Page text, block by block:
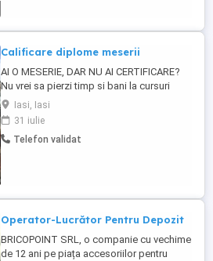
Calificare diplome meserii
AI O MESERIE, DAR NU AI CERTIFICARE?
Nu vrei sa pierzi timp si bani la cursuri
costisitoare? Avem solutia pentru tine!
Daca practici deja una dintre meseriile din
oferta noastra, este suficient sa sustii o
evaluare pentru a obtine certificatul de
Iasi, Iasi
31 iulie
Telefon validat
Operator-Lucrător Pentru Depozit
BRICOPOINT SRL, o companie cu vechime
de 12 ani pe piața accesoriilor pentru